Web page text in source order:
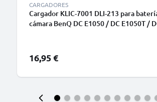
CARGADORES
Cargador KLIC-7001 DLI-213 para
cámara BenQ DC E1050 / DC E1050T /
16,95 €